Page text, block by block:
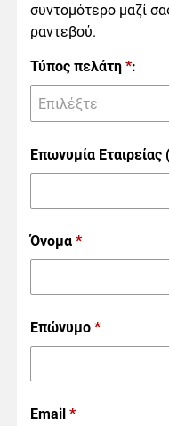
συντομότερο μαζί
ραντεβού.
Τύπος πελάτη *:
Επιλέξτε
Επωνυμία Εταιρείας
Όνομα *
Επώνυμο *
Email *